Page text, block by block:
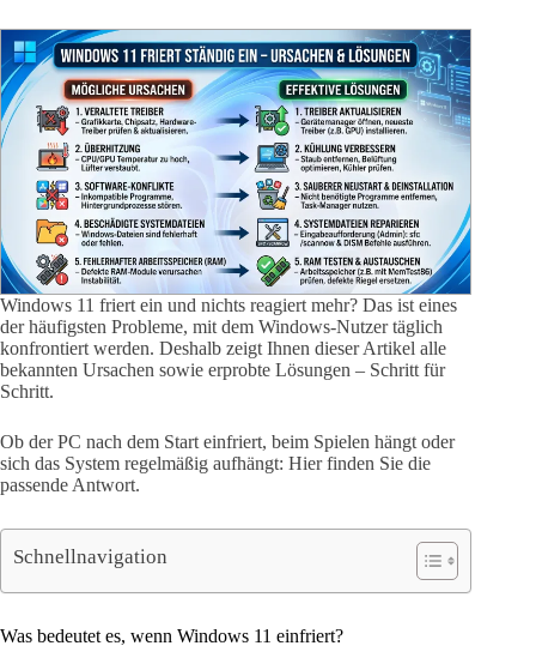
Windows 11 friert ein und nichts reagiert mehr? Das ist eines
der häufigsten Probleme, mit dem Windows-Nutzer täglich
konfrontiert werden. Deshalb zeigt Ihnen dieser Artikel alle
bekannten Ursachen sowie erprobte Lösungen – Schritt für
Schritt.
Ob der PC nach dem Start einfriert, beim Spielen hängt oder
sich das System regelmäßig aufhängt: Hier finden Sie die
passende Antwort.
Schnellnavigation
Was bedeutet es, wenn Windows 11 einfriert?